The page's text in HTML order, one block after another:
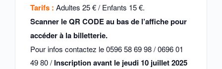
Tarifs : Adultes 25 € / Enfants 15 €.
Scanner le QR CODE au bas de l’affiche pour
accéder à la billetterie.
Pour infos contactez le 0596 58 69 98 / 0696 01
49 80 / Inscription avant le jeudi 10 juillet 2025